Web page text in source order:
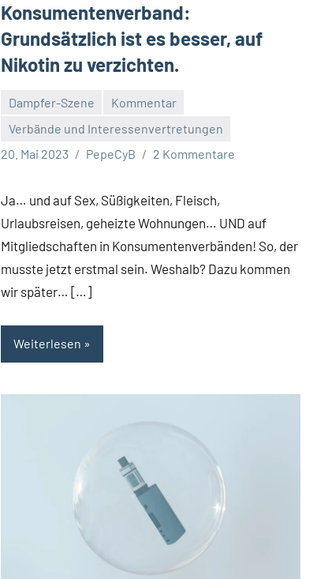
Konsumentenverband:
Grundsätzlich ist es besser, auf
Nikotin zu verzichten.
Dampfer-Szene
Kommentar
Verbände und Interessenvertretungen
20. Mai 2023
PepeCyB 2 Kommentare
Ja… und auf Sex, Süßigkeiten, Fleisch,
Urlaubsreisen, geheizte Wohnungen… UND auf
Mitgliedschaften in Konsumentenverbänden! So, der
musste jetzt erstmal sein. Weshalb? Dazu kommen
wir später… […]
Weiterlesen